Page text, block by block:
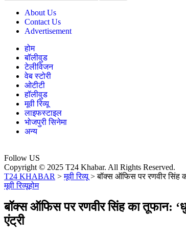
About Us
Contact Us
Advertisement
होम
बॉलीवुड
टेलीविजन
वेब स्टोरी
ओटीटी
हॉलीवुड
मूवी रिव्यू
लाइफस्टाइल
भोजपुरी सिनेमा
अन्य
Follow US
Copyright © 2025 T24 Khabar. All Rights Reserved.
T24 KHABAR >मूवी रिव्यू >बॉक्स ऑफिस पर रणवीर सिंह
मूवी रिव्यूहोम
बॉक्स ऑफिस पर रणवीर सिंह का तूफान:
एंट्री